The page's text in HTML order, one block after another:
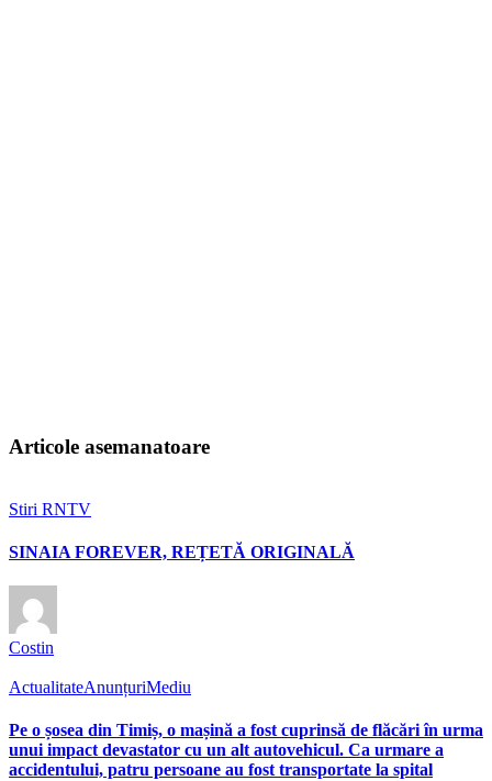
Articole asemanatoare
Stiri RNTV
SINAIA FOREVER, REȚETĂ ORIGINALĂ
Costin
ActualitateAnunțuriMediu
Pe o șosea din Timiș, o mașină a fost cuprinsă de flăcări în urma
unui impact devastator cu un alt autovehicul. Ca urmare a
accidentului, patru persoane au fost transportate la spital